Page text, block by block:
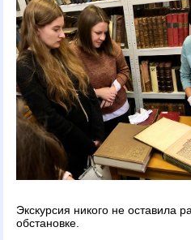
Экскурсия никого не оставила
обстановке.